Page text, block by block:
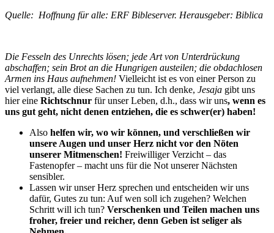
Quelle: Hoffnung für alle: ERF Bibleserver. Herausgeber: Biblica
Die Fesseln des Unrechts lösen; jede Art von Unterdrückung
abschaffen; sein Brotan die Hungrigen austeilen; die obdachlosen
Armen ins Haus aufnehmen! Vielleicht ist es von einer Person zu
viel verlangt, alle diese Sachen zu tun. Ich denke, Jesaja gibt uns
hier eine Richtschnur für unser Leben, d.h., dass wir uns, wenn es
uns gut geht, nicht denen entziehen, die es schwer(er) haben!
Also helfen wir, wo wir können, und verschließen wir
unsere Augen und unser Herz nicht vor den Nöten
unserer Mitmenschen! Freiwilliger Verzicht – das
Fastenopfer – macht uns für die Not unserer Nächsten
sensibler.
Lassen wir unser Herz sprechen und entscheiden wir uns
dafür, Gutes zu tun: Auf wen soll ich zugehen? Welchen
Schritt will ich tun? Verschenken und Teilen machen uns
froher, freier und reicher, denn Geben ist seliger als